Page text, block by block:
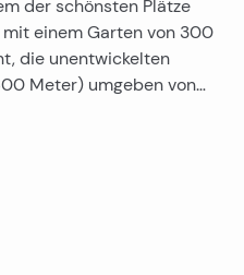
der schönsten Plätze
mit einem Garten von 300
die unentwickelten
Meter) umgeben von